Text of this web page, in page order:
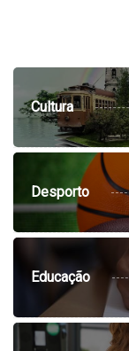
Cultura
Desporto
Educação